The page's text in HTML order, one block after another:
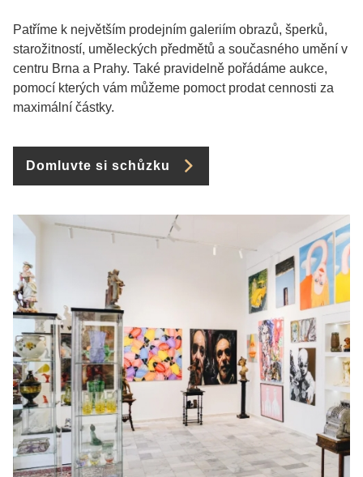
Patříme k největším prodejním galeriím obrazů, šperků,
starožitností, uměleckých předmětů a současného umění v
centru Brna a Prahy. Také pravidelně pořádáme aukce,
pomocí kterých vám můžeme pomoct prodat cennosti za
maximální částky.
Domluvte si schůzku